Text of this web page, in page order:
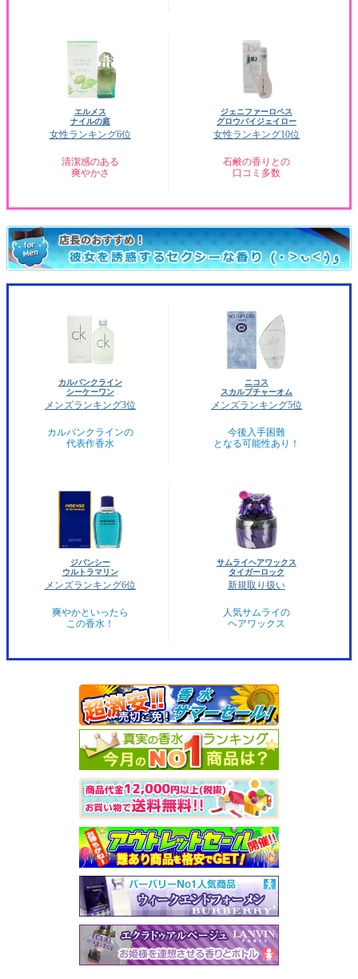
エルメス
ナイルの庭
女性ランキング6位
清潔感のある
爽やかさ
ジェニファーロペス
グロウバイジェイロー
女性ランキング10位
石鹸の香りとの
口コミ多数
カルバンクライン
シーケーワン
メンズランキング3位
カルバンクラインの
代表作香水
ニコス
スカルプチャーオム
メンズランキング5位
今後入手困難
となる可能性あり！
ジバンシー
ウルトラマリン
メンズランキング6位
爽やかといったら
この香水！
サムライヘアワックス
タイガーロック
新規取り扱い
人気サムライの
ヘアワックス